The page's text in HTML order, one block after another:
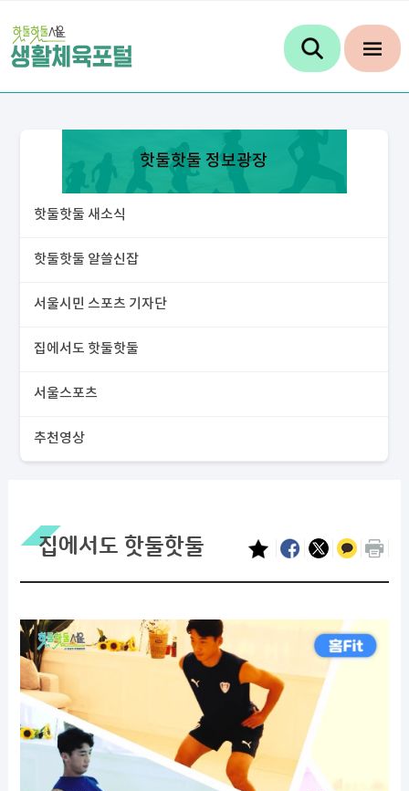
핫둘핫둘 정보광장
핫둘핫둘 새소식
핫둘핫둘 알쓸신잡
서울시민 스포츠 기자단
집에서도 핫둘핫둘
서울스포츠
추천영상
집에서도 핫둘핫둘